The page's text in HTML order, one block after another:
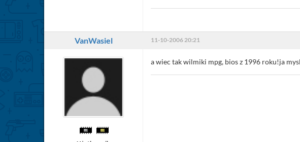
VanWasiel 11-10-2006 20:21
a wiec tak wilmiki mpg, bios z 1996 roku!ja